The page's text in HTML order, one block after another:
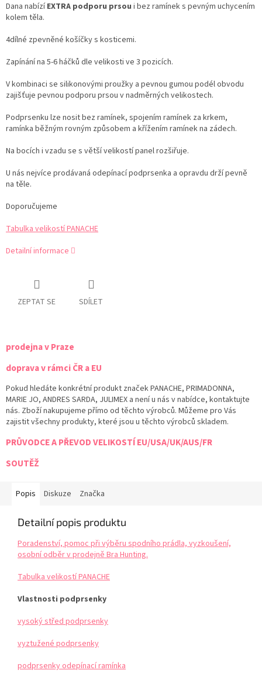
Dana nabízíEXTRA podporu prsou i bez ramínek s pevným uchycením
kolem těla.
4dílné zpevněné košíčky s kosticemi.
Zapínání na 5-6 háčků dle velikosti ve 3 pozicích.
V kombinaci se silikonovými proužky a pevnou gumou podél obvodu
zajišťuje pevnou podporu prsou v nadměrných velikostech.
Podprsenku lze nosit bez ramínek, spojením ramínek za krkem,
ramínka běžným rovným způsobem a křížením ramínek na zádech.
Na bocích i vzadu se s větší velikostí panel rozšiřuje.
U nás nejvíce prodávaná odepínací podprsenka a opravdu drží pevně
na těle.
Doporučujeme
Tabulka velikostí PANACHE
Detailní informace
ZEPTAT SE SDÍLET
prodejna v Praze
doprava v rámci ČR a EU
Pokud hledáte konkrétní produkt značek PANACHE, PRIMADONNA,
MARIE JO, ANDRES SARDA, JULIMEX a není u nás v nabídce, kontaktujte
nás. Zboží nakupujeme přímo od těchto výrobců. Můžeme pro Vás
zajistit všechny produkty, které jsou u těchto výrobců skladem.
PRŮVODCE A PŘEVOD VELIKOSTÍ EU/USA/UK/AUS/FR
SOUTĚŽ
Popis Diskuze Značka
Detailní popis produktu
Poradenství, pomoc při výběru spodního prádla, vyzkoušení,
osobní odběr v prodejně Bra Hunting.
Tabulka velikostí PANACHE
Vlastnosti podprsenky
vysoký střed podprsenky
vyztužené podprsenky
podprsenky odepínací ramínka